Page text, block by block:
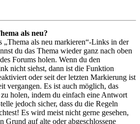
als neu?
als neu markieren“-Links in der
du das Thema wieder ganz nach oben
Forums holen. Wenn du den
nicht siehst, dann ist die Funktion
oder seit der letzten Markierung ist
vergangen. Es ist auch möglich, das
holen, indem du einfach eine Antwort
jedoch sicher, dass du die Regeln
Es wird meist nicht gerne gesehen,
Grund auf alte oder abgeschlossene